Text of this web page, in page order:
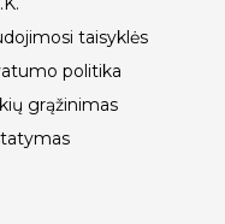
taisyklės
politika
grąžinimas